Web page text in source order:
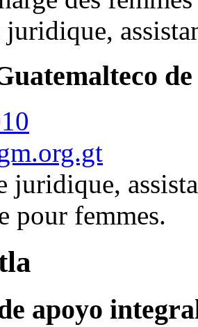
juridique,
juridique,
pour femmes.
apoyo